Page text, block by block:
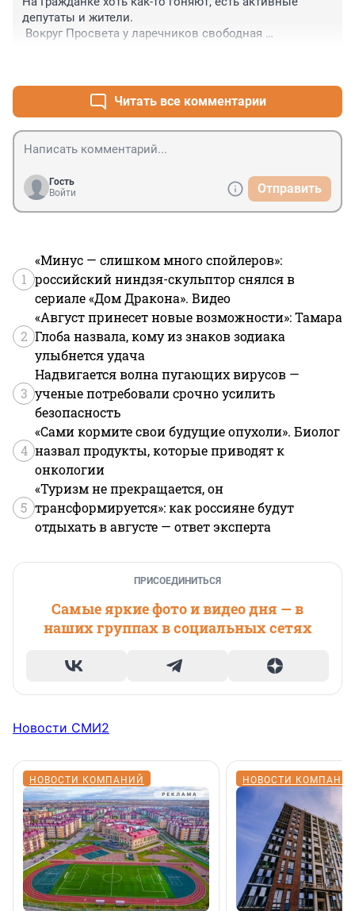
депутаты и жители.
Вокруг Просвета у ларечников свободная
Читать все комментарии
Гость
Войти
Отправить
1
«Минус — слишком много спойлеров»:
российский ниндзя-скульптор снялся в
сериале «Дом Дракона». Видео
2
«Август принесет новые возможности»: Тамара
Глоба назвала, кому из знаков зодиака
улыбнется удача
3
Надвигается волна пугающих вирусов —
ученые потребовали срочно усилить
безопасность
4
«Сами кормите свои будущие опухоли». Биолог
назвал продукты, которые приводят к
онкологии
5
«Туризм не прекращается, он
трансформируется»: как россияне будут
отдыхать в августе — ответ эксперта
ПРИСОЕДИНИТЬСЯ
Самые яркие фото и видео дня — в
наших группах в социальных сетях
Новости СМИ2
НОВОСТИ КОМПАНИЙ НОВОСТИ